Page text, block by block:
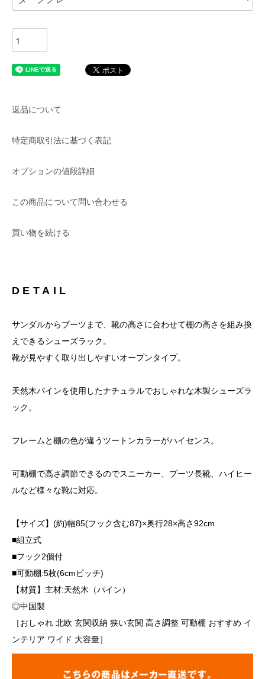
返品について
特定商取引法に基づく表記
オプションの値段詳細
この商品について問い合わせる
買い物を続ける
DETAIL
サンダルからブーツまで、靴の高さに合わせて棚の高さを組み換
えできるシューズラック。
靴が見やすく取り出しやすいオープンタイプ。
天然木パインを使用したナチュラルでおしゃれな木製シューズラ
ック。
フレームと棚の色が違うツートンカラーがハイセンス。
可動棚で高さ調節できるのでスニーカー、ブーツ長靴、ハイヒー
ルなど様々な靴に対応。
【サイズ】(約)幅85(フック含む87)×奥行28×高さ92cm
■組立式
■フック2個付
■可動棚:5枚(6cmピッチ)
【材質】主材:天然木（パイン）
◎中国製
［おしゃれ 北欧 玄関収納 狭い玄関 高さ調整 可動棚 おすすめ イ
ンテリア ワイド 大容量］